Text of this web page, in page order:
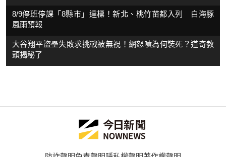
8/9停班停課「8縣市」達標！新北、桃竹苗都入列 白海豚
風雨預報
大谷翔平盜壘失敗求挑戰被無視！網怒噴為何裝死？道奇教
頭揭秘了